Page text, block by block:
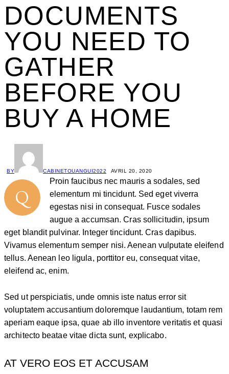
DOCUMENTS
YOU NEED TO
GATHER
BEFORE YOU
BUY A HOME
BY CABINETOUANGUI2022 AVRIL 20, 2020
Q
Proin faucibus nec mauris a sodales, sed
elementum mi tincidunt. Sed eget viverra
egestas nisi in consequat. Fusce sodales
augue a accumsan. Cras sollicitudin, ipsum
eget blandit pulvinar. Integer tincidunt. Cras dapibus.
Vivamus elementum semper nisi. Aenean vulputate eleifend
tellus. Aenean leo ligula, porttitor eu, consequat vitae,
eleifend ac, enim.
Sed ut perspiciatis, unde omnis iste natus error sit
voluptatem accusantium doloremque laudantium, totam rem
aperiam eaque ipsa, quae ab illo inventore veritatis et quasi
architecto beatae vitae dicta sunt, explicabo.
AT VERO EOS ET ACCUSAM